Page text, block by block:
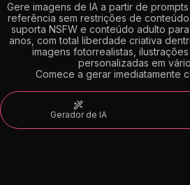
Gere imagens de IA a partir de
referência sem restrições de
suporta NSFW e conteúdo adulto
anos, com total liberdade criativa
imagens fotorrealistas,
personalizadas em
Comece a gerar imediatamente
Gerador de IA